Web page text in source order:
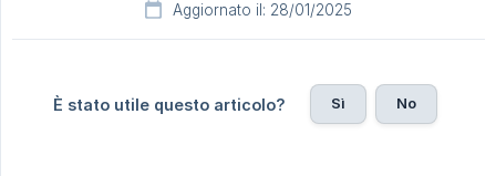
Aggiornato il: 28/01/2025
È stato utile questo articolo? Sì No